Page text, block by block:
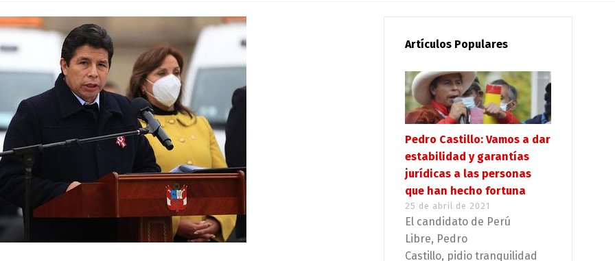
Artículos Populares
Pedro Castillo: Vamos a dar
estabilidad y garantías
jurídicas a las personas
que han hecho fortuna
25 de abril de 2021
El candidato de Perú
Libre, Pedro
Castillo, pidio tranquilidad